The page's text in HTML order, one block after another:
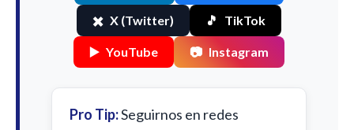
✖️ X (Twitter) 🎵 TikTok
▶️ YouTube 📷 Instagram
Pro Tip:Seguirnos en redes